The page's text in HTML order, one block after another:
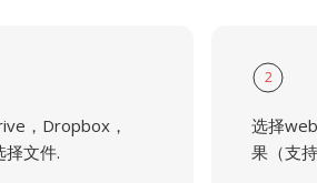
，Dropbox，
择文件.
2
选择
果（支